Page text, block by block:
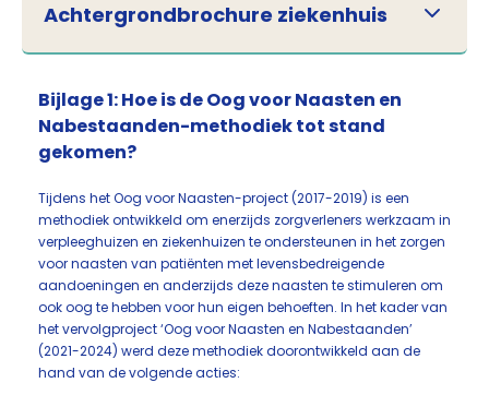
Achtergrondbrochure ziekenhuis
Bijlage 1: Hoe is de Oog voor Naasten en
Nabestaanden-methodiek tot stand
gekomen?
Tijdens het Oog voor Naasten-project (2017-2019) is een
methodiek ontwikkeld om enerzijds zorgverleners werkzaam in
verpleeghuizen en ziekenhuizen te ondersteunen in het zorgen
voor naasten van patiënten met levensbedreigende
aandoeningen en anderzijds deze naasten te stimuleren om
ook oog te hebben voor hun eigen behoeften. In het kader van
het vervolgproject ‘Oog voor Naasten en Nabestaanden’
(2021-2024) werd deze methodiek doorontwikkeld aan de
hand van de volgende acties: